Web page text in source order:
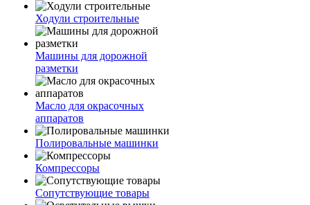
Ходули строительные
Машины для дорожной
разметки
Масло для окрасочных
аппаратов
Полировальные машинки
Компрессоры
Сопутствующие товары